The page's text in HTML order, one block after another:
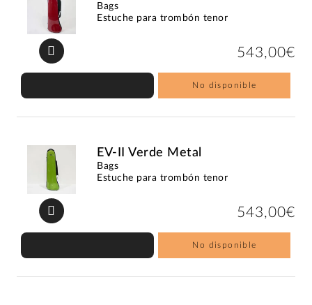
Bags
Estuche para trombón tenor
543,00€
No disponible
EV-II Verde Metal
Bags
Estuche para trombón tenor
543,00€
No disponible